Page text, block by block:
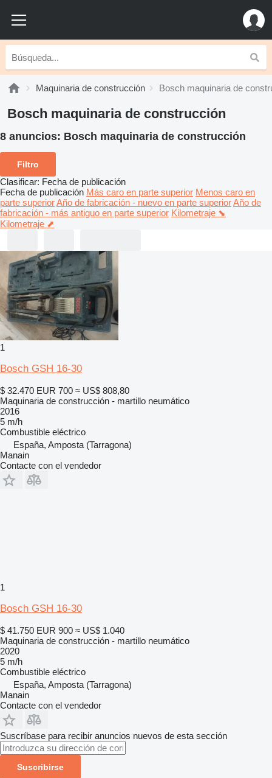
Maquinaria de construcción Bosch maquinaria de
Bosch maquinaria de construcción
8 anuncios: Bosch maquinaria de construcción
Filtro
Clasificar: Fecha de publicación
Fecha de publicación Más caro en parte superior Menos caro en
parte superiorAño de fabricación - nuevo en parte superiorAño de
fabricación - más antiguo en parte superior Kilometraje ⬊
Kilometraje ⬈
1
Bosch GSH 16-30
$ 32.470 EUR 700 ≈ US$ 808,80
Maquinaria de construcción - martillo neumático
2016
5 m/h
Combustible eléctrico
España, Amposta (Tarragona)
Manain
Contacte con el vendedor
1
Bosch GSH 16-30
$ 41.750 EUR 900 ≈ US$ 1.040
Maquinaria de construcción - martillo neumático
2020
5 m/h
Combustible eléctrico
España, Amposta (Tarragona)
Manain
Contacte con el vendedor
Suscríbase para recibir anuncios nuevos de esta sección
Suscribirse